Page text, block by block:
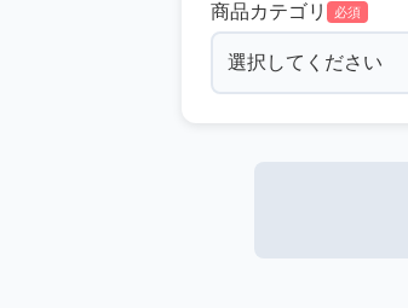
商品カテゴリ 必須